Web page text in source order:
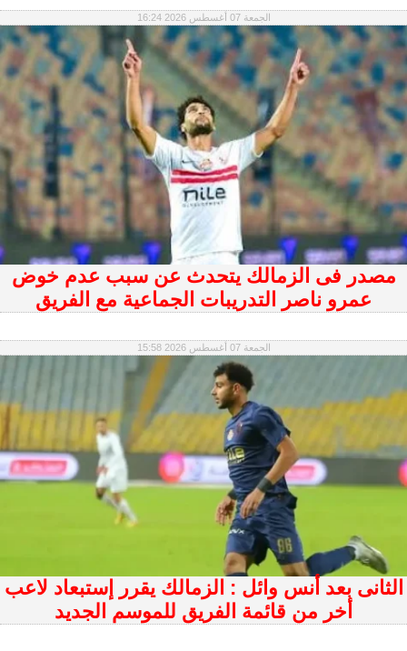
الجمعة 07 أغسطس 2026 16:24
مصدر فى الزمالك يتحدث عن سبب عدم خوض
عمرو ناصر التدريبات الجماعية مع الفريق
الجمعة 07 أغسطس 2026 15:58
الثانى بعد أنس وائل : الزمالك يقرر إستبعاد لاعب
أخر من قائمة الفريق للموسم الجديد